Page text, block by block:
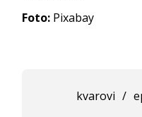
Foto: Pixabay
kvarovi /